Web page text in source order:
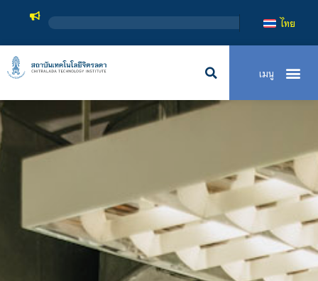
สถาบันเทคโนโลยีจิตรลดา เป็นสถ
ไทย